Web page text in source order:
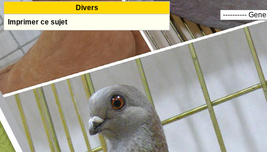
Divers
Imprimer ce sujet